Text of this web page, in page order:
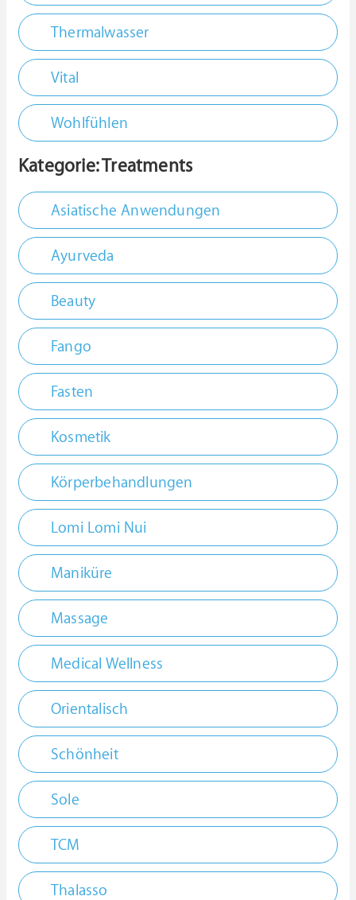
Thermalwasser
Vital
Wohlfühlen
Kategorie: Treatments
Asiatische Anwendungen
Ayurveda
Beauty
Fango
Fasten
Kosmetik
Körperbehandlungen
Lomi Lomi Nui
Maniküre
Massage
Medical Wellness
Orientalisch
Schönheit
Sole
TCM
Thalasso